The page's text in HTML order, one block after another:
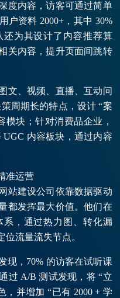
度内容，访客可通过简单
户资料 2000+，其中 30%
为其设计了内容推荐算
关内容，提升页面间跳转
文、视频、直播、互动问
周期长的特点，设计 “案
模块；针对消费品企业，
UGC 内容板块，通过内容
准运营
站建设公司依靠数据驱动
都发挥最大价值。他们在
，通过热力图、转化漏
流量流失节点。
现，70% 的访客在试听课
过 A/B 测试发现，将 “立
，并增加 “已有 2000 + 学